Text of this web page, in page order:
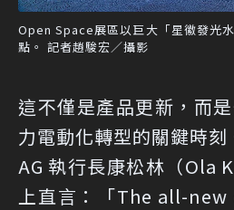
Open Space展區以巨大「星徽發光
點。 記者趙駿宏／攝影
這不僅是產品更新，而
力電動化轉型的關鍵時
AG 執行長康松林（Ola
上直言：「The all-new